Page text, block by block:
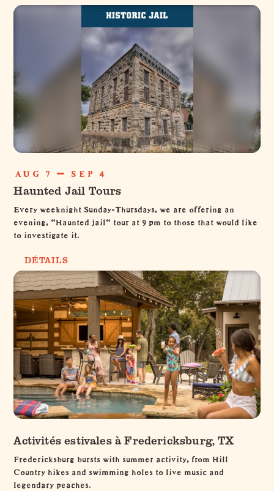
AUG 7 — SEP 4
Haunted Jail Tours
Every weeknight Sunday-Thursdays, we are offering an
evening, "Haunted jail" tour at 9 pm to those that would like
to investigate it.
DÉTAILS
Activités estivales à Fredericksburg, TX
Fredericksburg bursts with summer activity, from Hill
Country hikes and swimming holes to live music and
legendary peaches.